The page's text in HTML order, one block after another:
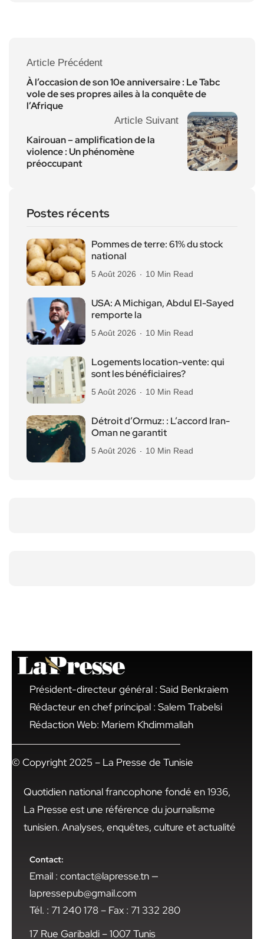
Article Précédent
À l’occasion de son 10e anniversaire : Le Tabc
vole de ses propres ailes à la conquête de
l’Afrique
Article Suivant
Kairouan – amplification de la
violence : Un phénomène
préoccupant
Postes récents
Pommes de terre: 61% du stock
national
5 Août 2026 10 Min Read
USA: A Michigan, Abdul El-Sayed
remporte la
5 Août 2026 10 Min Read
Logements location-vente: qui
sont les bénéficiaires?
5 Août 2026 10 Min Read
Détroit d’Ormuz: : L’accord Iran-
Oman ne garantit
5 Août 2026 10 Min Read
Président-directeur général : Said Benkraiem
Rédacteur en chef principal : Salem Trabelsi
Rédaction Web: Mariem Khdimmallah
© Copyright 2025 – La Presse de Tunisie
Quotidien national francophone fondé en 1936,
La Presse est une référence du journalisme
tunisien. Analyses, enquêtes, culture et actualité
Contact:
Email : contact@lapresse.tn —
lapressepub@gmail.com
Tél. : 71 240 178 – Fax : 71 332 280
17 Rue Garibaldi – 1007 Tunis